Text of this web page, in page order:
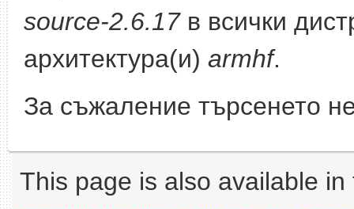
source-2.6.17в всички
архитектура(и) armhf.
За съжаление търсенето
This page is also available